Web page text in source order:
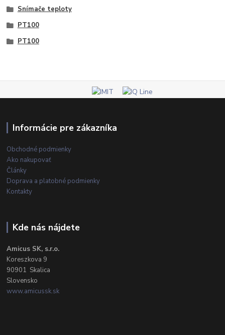
Snímače teploty
PT100
PT100
Informácie pre zákazníka
Obchodné podmienky
Ako nakupovať
Články
Doprava a platobné podmienky
Kontakty
Kde nás nájdete
Amicus SK, s.r.o.
Koreszkova 9
90901 Skalica
Slovensko
www.amicussk.sk